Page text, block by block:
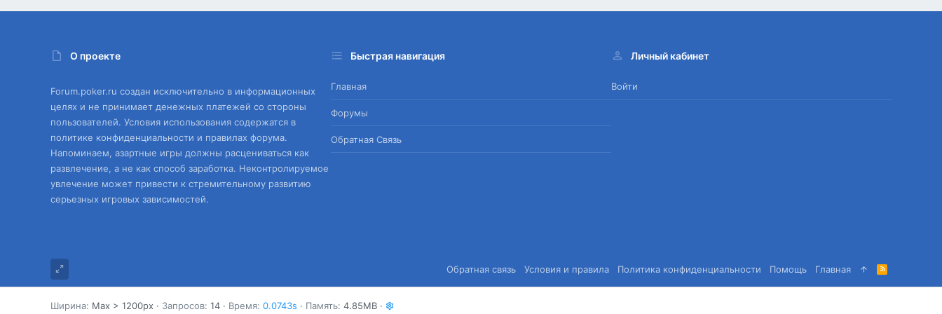
О проекте
Forum.poker.ru создан исключительно в информационных
целях и не принимает денежных платежей со стороны
пользователей. Условия использования содержатся в
политике конфиденциальности и правилах форума.
Напоминаем, азартные игры должны расцениваться как
развлечение, а не как способ заработка. Неконтролируемое
увлечение может привести к стремительному развитию
серьезных игровых зависимостей.
Быстрая навигация
Главная
Форумы
Обратная Связь
Личный кабинет
Войти
Обратная связь Условия и правила Политика конфиденциальности Помощь Главная
R
S
S
Ширина Запросов 14 Время 0.0743s Память 4.85MB